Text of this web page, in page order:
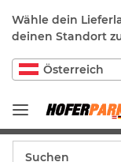
Wähle dein
deinen Standort
Österreich